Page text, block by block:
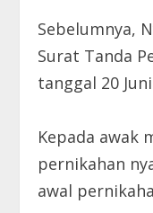
Sebelumnya,
Surat Tanda
tanggal 20
Kepada awak
pernikahan
awal